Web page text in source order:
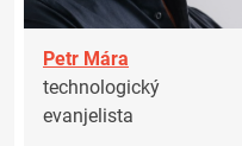
Petr Mára
technologický
evanjelista